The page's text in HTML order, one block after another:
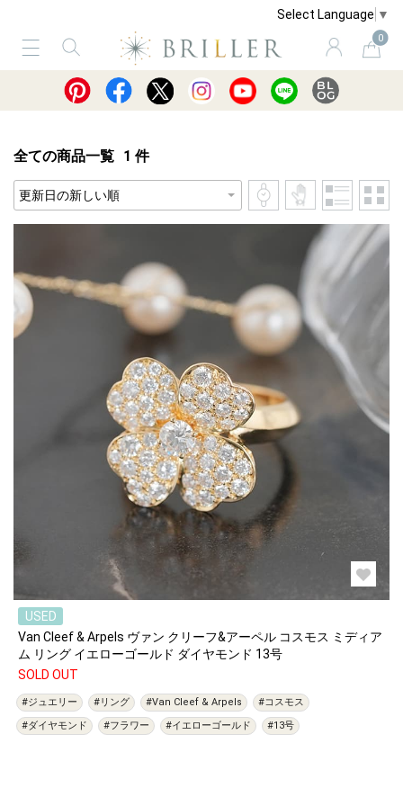
Select Language ▼
0
サービス ショッピングガイド 買取
全ての商品一覧 1 件
USED
Van Cleef & Arpels ヴァン クリーフ&アーペル コスモス ミディア
ム リング イエローゴールド ダイヤモンド 13号
SOLD OUT
#ジュエリー #リング #Van Cleef & Arpels
#コスモス
#ダイヤモンド
#フラワー #イエローゴールド #13号